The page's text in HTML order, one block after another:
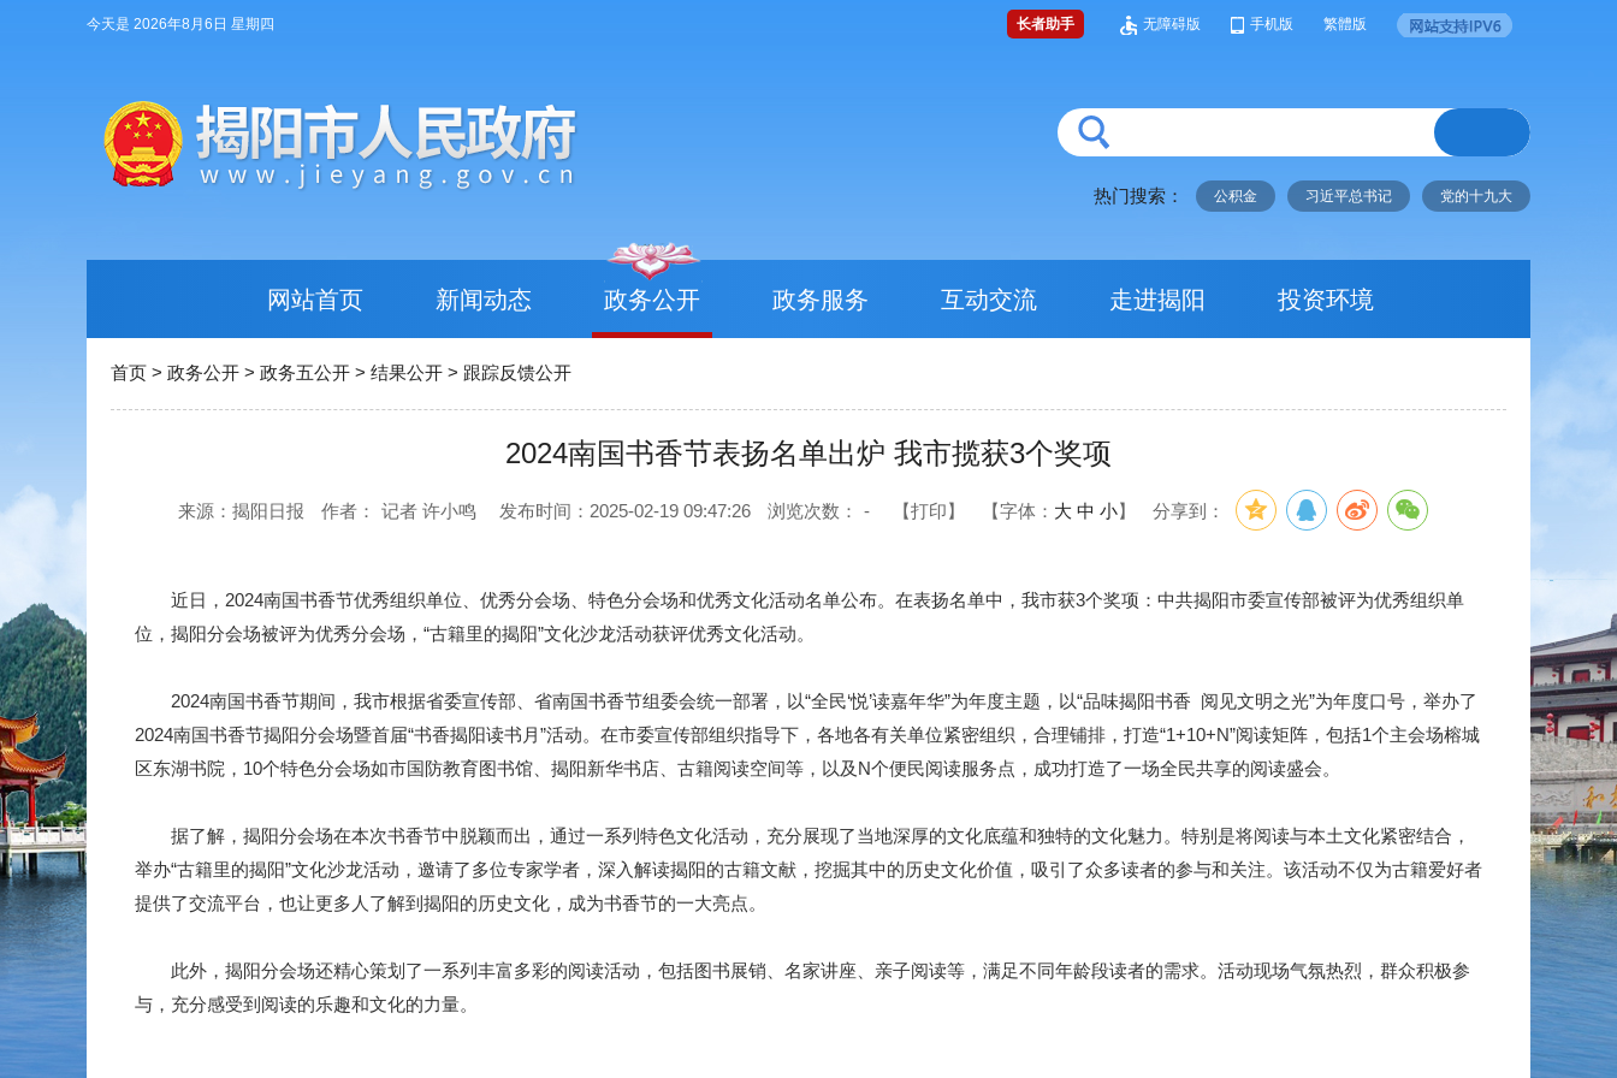
今天是 2026年8月6日 星期四 长者助手 无障碍版 手机版 繁體版
热门搜索： 公积金 习近平总书记 党的十九大
网站首页 新闻动态 政务公开 政务服务 互动交流 走进揭阳 投资环境
首页 > 政务公开 > 政务五公开 > 结果公开 > 跟踪反馈公开
2024南国书香节表扬名单出炉 我市揽获3个奖项
来源：揭阳日报 作者： 记者 许小鸣 发布时间：2025-02-19 09:47:26 浏览次数： - 【打印】 【字体： 大 中 小】 分享到：
近日，2024南国书香节优秀组织单位、优秀分会场、特色分会场和优秀文化活动名单公布。在表扬名单中，我市获3个奖项：中共揭阳市委宣传部被评为优秀组织单
位，揭阳分会场被评为优秀分会场，“古籍里的揭阳”文化沙龙活动获评优秀文化活动。
2024南国书香节期间，我市根据省委宣传部、省南国书香节组委会统一部署，以“全民‘悦’读嘉年华”为年度主题，以“品味揭阳书香 阅见文明之光”为年度口号，举办了
2024南国书香节揭阳分会场暨首届“书香揭阳读书月”活动。在市委宣传部组织指导下，各地各有关单位紧密组织，合理铺排，打造“1+10+N”阅读矩阵，包括1个主会场榕城
区东湖书院，10个特色分会场如市国防教育图书馆、揭阳新华书店、古籍阅读空间等，以及N个便民阅读服务点，成功打造了一场全民共享的阅读盛会。
据了解，揭阳分会场在本次书香节中脱颖而出，通过一系列特色文化活动，充分展现了当地深厚的文化底蕴和独特的文化魅力。特别是将阅读与本土文化紧密结合，
举办“古籍里的揭阳”文化沙龙活动，邀请了多位专家学者，深入解读揭阳的古籍文献，挖掘其中的历史文化价值，吸引了众多读者的参与和关注。该活动不仅为古籍爱好者
提供了交流平台，也让更多人了解到揭阳的历史文化，成为书香节的一大亮点。
此外，揭阳分会场还精心策划了一系列丰富多彩的阅读活动，包括图书展销、名家讲座、亲子阅读等，满足不同年龄段读者的需求。活动现场气氛热烈，群众积极参
与，充分感受到阅读的乐趣和文化的力量。